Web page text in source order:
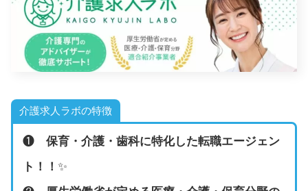
介護求人ラボの特徴
❶ 保育・介護・歯科に特化した転職エージェン
ト！！ ✨